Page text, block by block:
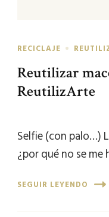
RECICLAJE
Reutilizar
ReutilizArte
Selfie (con palo…)
¿por qué no se
SEGUIR LEYENDO